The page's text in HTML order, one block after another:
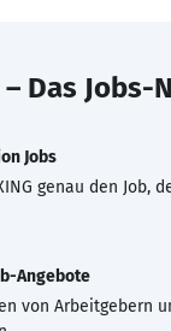
– Das Jobs-
Jobs
genau den Job,
Angebote
von Arbeitgebern